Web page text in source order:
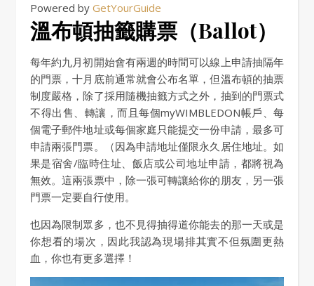
Powered by GetYourGuide
溫布頓抽籤購票（Ballot）
每年約九月初開始會有兩週的時間可以線上申請抽隔年
的門票，十月底前通常就會公布名單，但溫布頓的抽票
制度嚴格，除了採用隨機抽籤方式之外，抽到的門票式
不得出售、轉讓，而且每個myWIMBLEDON帳戶、每
個電子郵件地址或每個家庭只能提交一份申請，最多可
申請兩張門票。（因為申請地址僅限永久居住地址。如
果是宿舍/臨時住址、飯店或公司地址申請，都將視為
無效。這兩張票中，除一張可轉讓給你的朋友，另一張
門票一定要自行使用。
也因為限制眾多，也不見得抽得道你能去的那一天或是
你想看的場次，因此我認為現場排其實不但氛圍更熱
血，你也有更多選擇！